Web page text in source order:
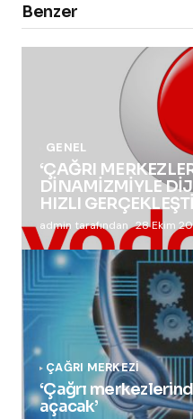
Benzer
GENEL
‘ÇAĞRI
DİNAMİZMİYLE
HIZLI
admin tarafından 28 Ekim
ÇAĞRI MERKEZI
‘Çağrı
açacak’